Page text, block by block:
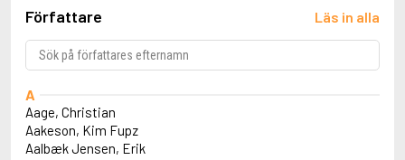
Författare Läs in alla
A
Aage, Christian
Aakeson, Kim Fupz
Aalbæk Jensen, Erik